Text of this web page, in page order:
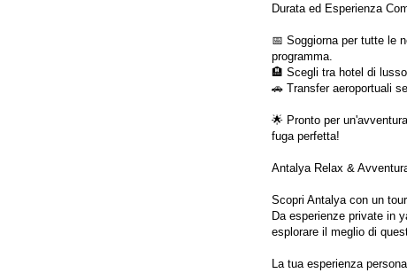
Durata ed Esperienza
📅 Soggiorna per tutte le
programma.
🏨 Scegli tra hotel di
🚗 Transfer aeroportuali
🌟 Pronto per
fuga perfetta!
Antalya Relax &
Scopri Antalya con un
Da esperienze private in
esplorare il meglio di
La tua esperienza